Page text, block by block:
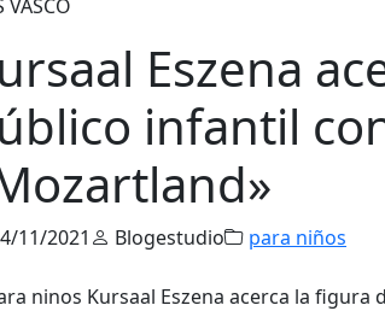
VASCO
Eszena
infantil
11/2021 Blogestudio para niños